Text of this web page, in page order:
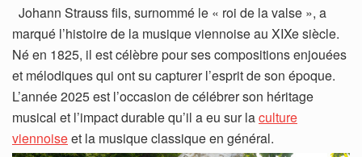
Johann Strauss fils, surnommé le « roi de la valse », a
marqué l’histoire de la musique viennoise au XIXe siècle.
Né en 1825, il est célèbre pour ses compositions enjouées
et mélodiques qui ont su capturer l’esprit de son époque.
L’année 2025 est l’occasion de célébrer son héritage
musical et l’impact durable qu’il a eu sur laculture
viennoiseet la musique classique en général.